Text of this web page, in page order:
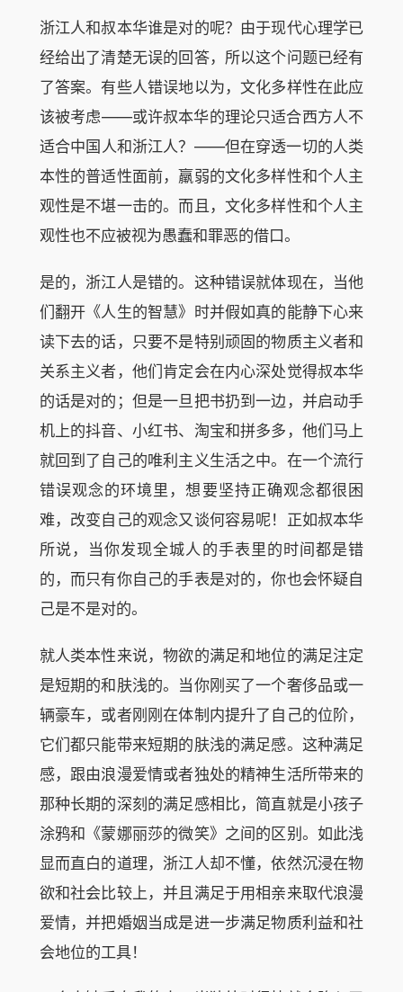
浙江人和叔本华谁是对的呢？由于现代心理学已
经给出了清楚无误的回答，所以这个问题已经有
了答案。有些人错误地以为，文化多样性在此应
该被考虑——或许叔本华的理论只适合西方人不
适合中国人和浙江人？——但在穿透一切的人类
本性的普适性面前，羸弱的文化多样性和个人主
观性是不堪一击的。而且，文化多样性和个人主
观性也不应被视为愚蠢和罪恶的借口。
是的，浙江人是错的。这种错误就体现在，当他
们翻开《人生的智慧》时并假如真的能静下心来
读下去的话，只要不是特别顽固的物质主义者和
关系主义者，他们肯定会在内心深处觉得叔本华
的话是对的；但是一旦把书扔到一边，并启动手
机上的抖音、小红书、淘宝和拼多多，他们马上
就回到了自己的唯利主义生活之中。在一个流行
错误观念的环境里，想要坚持正确观念都很困
难，改变自己的观念又谈何容易呢！正如叔本华
所说，当你发现全城人的手表里的时间都是错
的，而只有你自己的手表是对的，你也会怀疑自
己是不是对的。
就人类本性来说，物欲的满足和地位的满足注定
是短期的和肤浅的。当你刚买了一个奢侈品或一
辆豪车，或者刚刚在体制内提升了自己的位阶，
它们都只能带来短期的肤浅的满足感。这种满足
感，跟由浪漫爱情或者独处的精神生活所带来的
那种长期的深刻的满足感相比，简直就是小孩子
涂鸦和《蒙娜丽莎的微笑》之间的区别。如此浅
显而直白的道理，浙江人却不懂，依然沉浸在物
欲和社会比较上，并且满足于用相亲来取代浪漫
爱情，并把婚姻当成是进一步满足物质利益和社
会地位的工具！